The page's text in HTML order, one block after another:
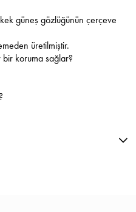
güneş gözlüğünün çerçeve
üretilmiştir.
bir koruma sağlar?